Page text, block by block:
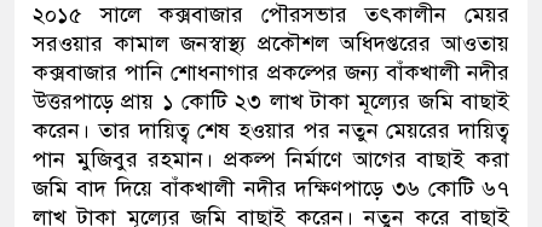
২০১৫ সালে কক্সবাজার পৌরসভার তৎকালীন মেয়র
সরওয়ার কামাল জনস্বাস্থ্য প্রকৌশল অধিদপ্তরের আওতায়
কক্সবাজার পানি শোধনাগার প্রকল্পের জন্য বাঁকখালী নদীর
উত্তরপাড়ে প্রায় ১ কোটি ২৩ লাখ টাকা মূল্যের জমি বাছাই
করেন। তার দায়িত্ব শেষ হওয়ার পর নতুন মেয়রের দায়িত্ব
পান মুজিবুর রহমান। প্রকল্প নির্মাণে আগের বাছাই করা
জমি বাদ দিয়ে বাঁকখালী নদীর দক্ষিণপাড়ে ৩৬ কোটি ৬৭
লাখ টাকা মূল্যের জমি বাছাই করেন। নতুন করে বাছাই